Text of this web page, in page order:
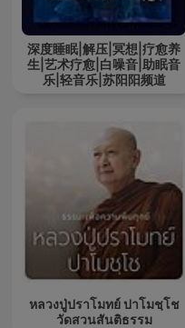
深度睡眠|解压|冥想|疗愈养
生|艺术疗愈|白噪音|助眠音
乐|轻音乐|苏阳阳频道
หลวงปู่ปราโมทย์ ปาโมชฺโช
วัดสวนสันติธรรม